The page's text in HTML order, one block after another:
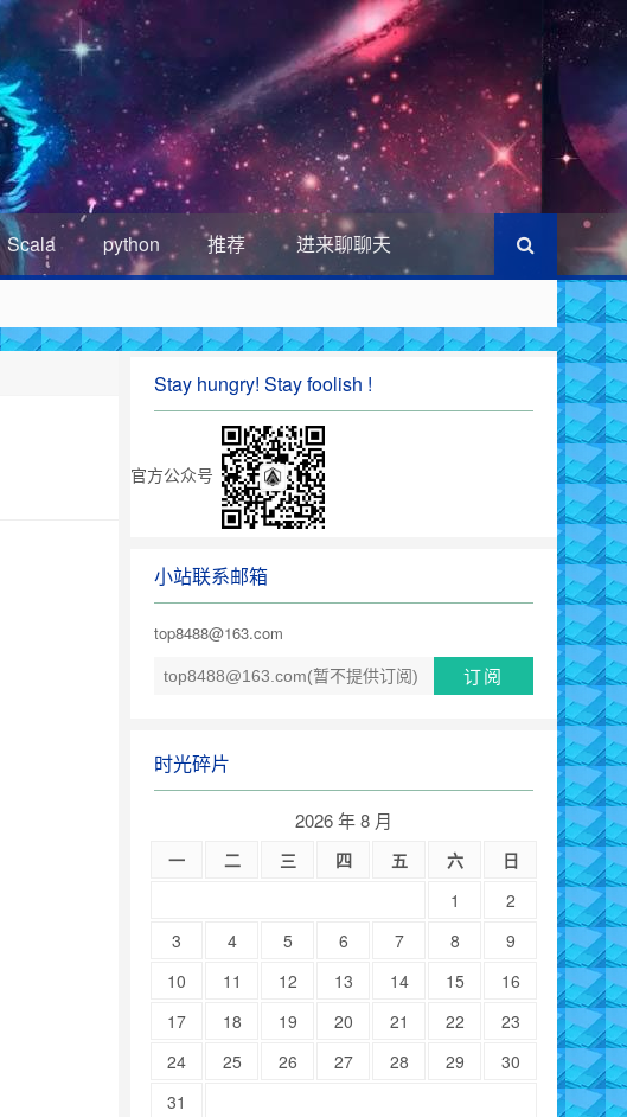
Scala python 推荐 进来聊聊天
Stay hungry! Stay foolish !
官方公众号
小站联系邮箱
top8488@163.com
时光碎片
2026 年 8 月
一 二 三 四 五 六
日
1
2
3
4 5 6 7 8
9
10
11 12 13 14 15
16
17
18 19 20 21 22
23
24
25 26 27 28 29
30
31